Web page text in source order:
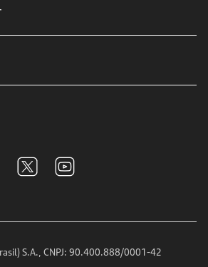
S.A., CNPJ: 90.400.888/0001-42